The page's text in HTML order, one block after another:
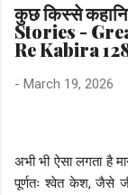
कुछ किस्से
Stories -
Re Kabira
- March 19, 2026
अभी भी ऐसा लगता है
पूर्णतः श्वेत केश, जैसे